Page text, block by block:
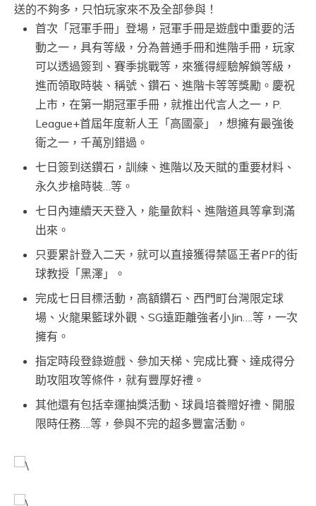
送的不夠多，只怕玩家來不及全部參與！
首次「冠軍手冊」登場，冠軍手冊是遊戲中重要的活
動之一，具有等級，分為普通手冊和進階手冊，玩家
可以透過簽到、賽季挑戰等，來獲得經驗解鎖等級，
進而領取時裝、稱號、鑽石、進階卡等等獎勵。慶祝
上市，在第一期冠軍手冊，就推出代言人之一，P.
League+首屆年度新人王「高國豪」，想擁有最強後
衛之一，千萬別錯過。
七日簽到送鑽石，訓練、進階以及天賦的重要材料、
永久步槍時裝…等。
七日內連續天天登入，能量飲料、進階道具等拿到滿
出來。
只要累計登入二天，就可以直接獲得禁區王者PF的街
球教授「黑澤」。
完成七日目標活動，高額鑽石、西門町台灣限定球
場、火龍果籃球外觀、SG遠距離強者小Jin….等，一次
擁有。
指定時段登錄遊戲、參加天梯、完成比賽、達成得分
助攻阻攻等條件，就有豐厚好禮。
其他還有包括幸運抽獎活動、球員培養贈好禮、開服
限時任務….等，參與不完的超多豐富活動。